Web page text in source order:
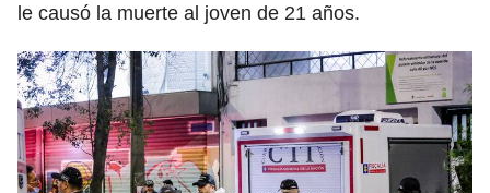
le causó la muerte al joven de 21 años.